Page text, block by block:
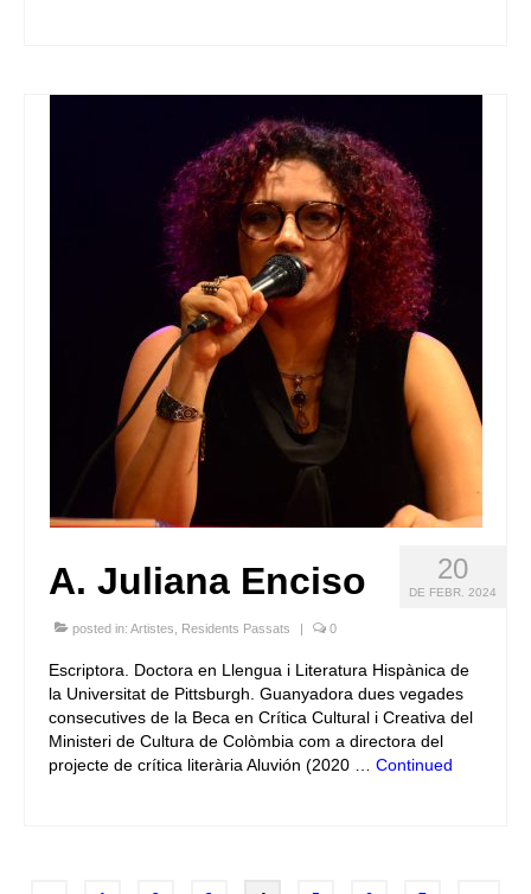
20
DE FEBR. 2024
A. Juliana Enciso
posted in: Artistes Residents Passats | 0
Escriptora. Doctora en Llengua i Literatura Hispànica de
la Universitat de Pittsburgh. Guanyadora dues vegades
consecutives de la Beca en Crítica Cultural i Creativa del
Ministeri de Cultura de Colòmbia com a directora del
projecte de crítica literària Aluvión (2020 … Continued